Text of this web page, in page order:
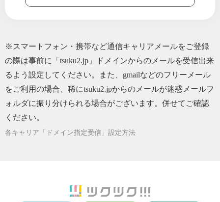
※スマートフォン・携帯など通信キャリアメールをご登録
の際は事前に「tsuku2.jp」ドメインからのメールを受信出来
るよう設定してください。また、gmailなどのフリーメール
をご利用の場合、稀にtsuku2.jpからのメールが迷惑メールフ
ォルダに振り分けられる場合がございます。併せてご確認
ください。
各キャリア「ドメイン指定受信」設定方法